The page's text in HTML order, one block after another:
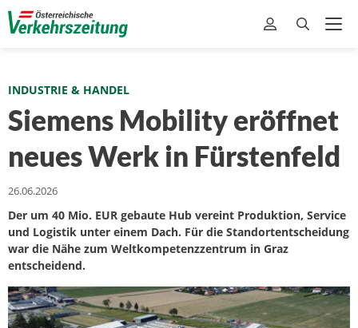
INDUSTRIE & HANDEL
Siemens Mobility eröffnet
neues Werk in Fürstenfeld
26.06.2026
Der um 40 Mio. EUR gebaute Hub vereint Produktion, Service
und Logistik unter einem Dach. Für die Standortentscheidung
war die Nähe zum Weltkompetenzzentrum in Graz
entscheidend.